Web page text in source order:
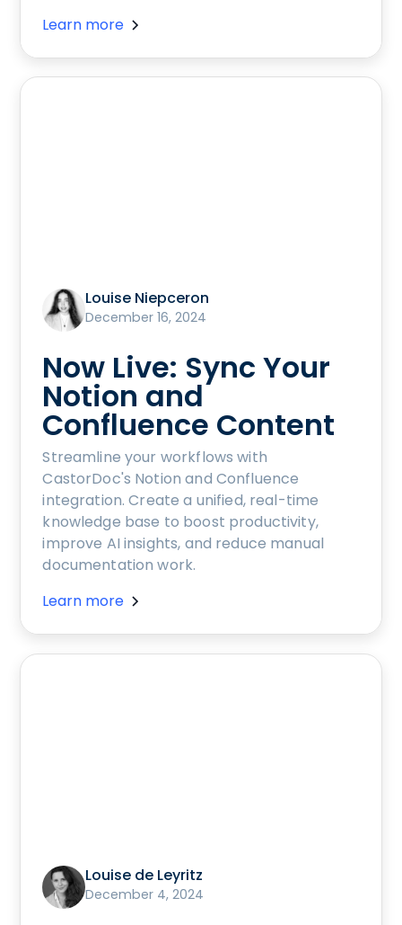
Learn more
Louise Niepceron
December 16, 2024
Now Live: Sync Your
Notion and
Confluence Content
Streamline your workflows with
CastorDoc's Notion and Confluence
integration. Create a unified, real-time
knowledge base to boost productivity,
improve AI insights, and reduce manual
documentation work.
Learn more
Louise de Leyritz
December 4, 2024